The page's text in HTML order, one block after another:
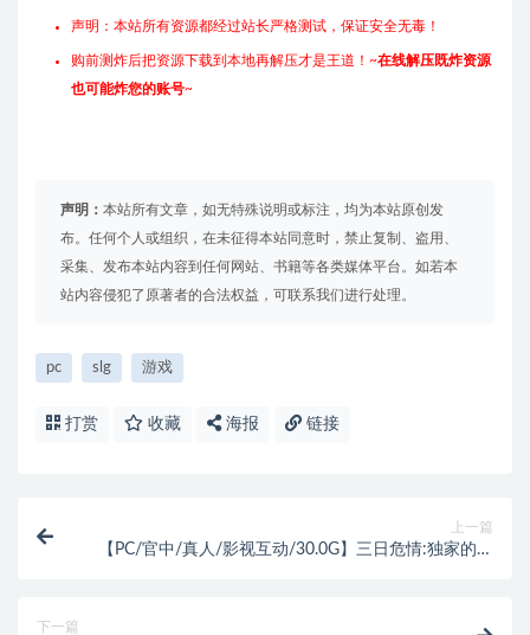
声明：本站所有资源都经过站长严格测试，保证安全无毒！
购前测炸后把资源下载到本地再解压才是王道！~在线解压既炸资源
也可能炸您的账号~
声明： 本站所有文章，如无特殊说明或标注，均为本站原创发
布。任何个人或组织，在未征得本站同意时，禁止复制、盗用、
采集、发布本站内容到任何网站、书籍等各类媒体平台。如若本
站内容侵犯了原著者的合法权益，可联系我们进行处理。
pc slg 游戏
打赏 收藏 海报 链接
上一篇
【PC/官中/真人/影视互动/30.0G】三日危情:独家的记
下一篇